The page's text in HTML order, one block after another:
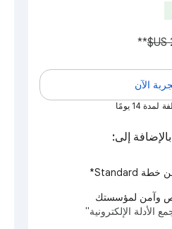
**
الآن
14 يومًا
وآمن لمؤسستك
الأدلة الإلكترونية"